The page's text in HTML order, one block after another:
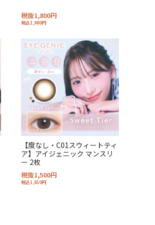
税抜1,800円
税込1,980円
【度なし・C01スウィートティ
ア】アイジェニック マンスリ
ー 2枚
税抜1,500円
税込1,650円